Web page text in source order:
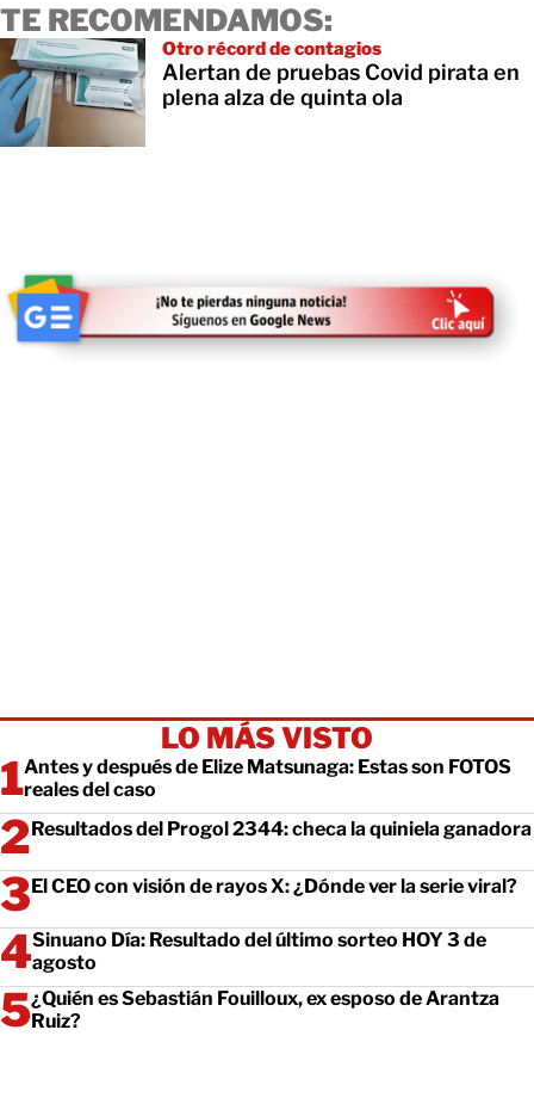
TE RECOMENDAMOS:
Otro récord de contagios
Alertan de pruebas Covid pirata en
plena alza de quinta ola
LO MÁS VISTO
Antes y después de Elize Matsunaga: Estas son FOTOS
reales del caso
Resultados del Progol 2344: checa la quiniela ganadora
El CEO con visión de rayos X: ¿Dónde ver la serie viral?
Sinuano Día: Resultado del último sorteo HOY 3 de
agosto
¿Quién es Sebastián Fouilloux, ex esposo de Arantza
Ruiz?